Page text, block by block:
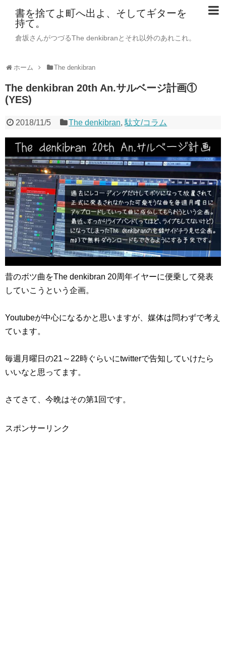
書を捨てよ町へ出よ、そしてギターを
持て。
倉坂さんがつづるThe denkibranとそれ以外のあれこれ。
ホーム The denkibran
The denkibran 20th An.サルベージ計画①
(YES)
2018/11/5 The denkibran,駄文/コラム
昔のボツ曲をThe denkibran 20周年イヤーに便乗して発表
していこうという企画。
Youtubeが中心になるかと思いますが、媒体は問わずで考え
ています。
毎週月曜日の21～22時ぐらいにtwitterで告知していけたら
いいなと思ってます。
さてさて、今晩はその第1回です。
スポンサーリンク